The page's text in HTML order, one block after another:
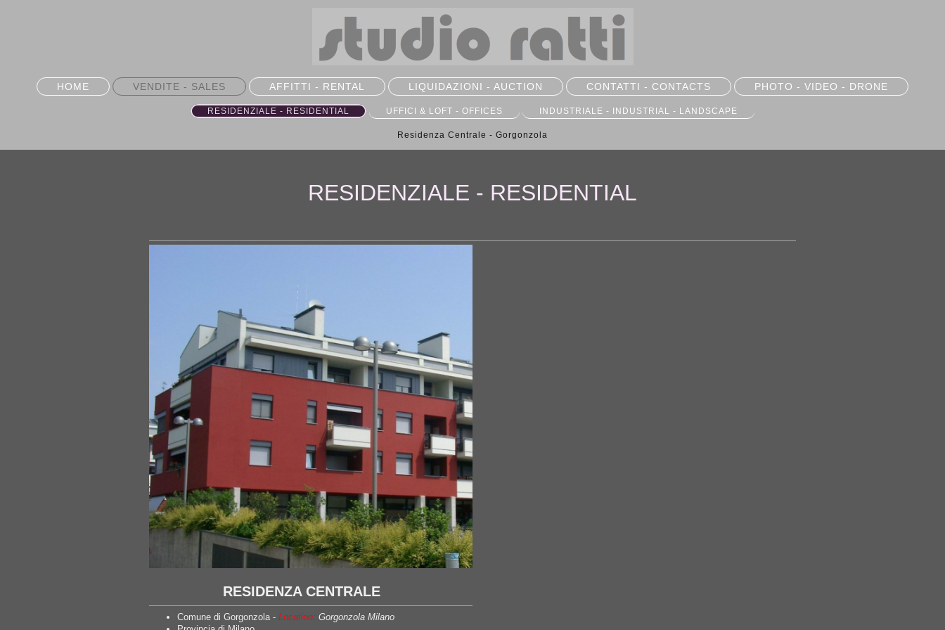
HOME VENDITE - SALES AFFITTI - RENTAL LIQUIDAZIONI - AUCTION CONTATTI - CONTACTS PHOTO - VIDEO - DRONE
RESIDENZIALE - RESIDENTIAL UFFICI & LOFT - OFFICES INDUSTRIALE - INDUSTRIAL - LANDSCAPE
Residenza Centrale - Gorgonzola
RESIDENZIALE - RESIDENTIAL
RESIDENZA CENTRALE
Comune di Gorgonzola - Location: Gorgonzola Milano